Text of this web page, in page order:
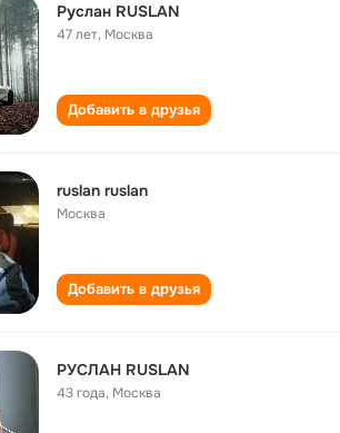
Руслан RUSLAN
47 лет, Москва
Добавить в друзья
ruslan ruslan
Москва
Добавить в друзья
РУСЛАН RUSLAN
43 года, Москва